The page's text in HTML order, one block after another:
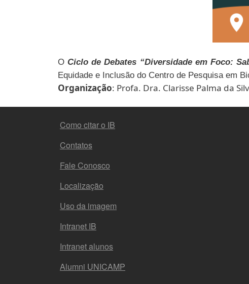
OCiclo de Debates “Diversidade em Foco:
Equidade e Inclusão do Centro de Pesquisa em
Organização: Profa. Dra. Clarisse Palma da
FOOTER MENU
Como citar o IB
Contatos
Fale Conosco
Localização
Uso da imagem
Intranet IB
Intranet alunos
Alumni UNICAMP